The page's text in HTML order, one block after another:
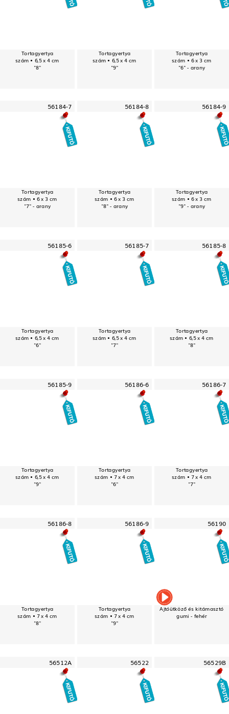
Tortagyertya
szám • 6,5 x 4 cm
"8"
Tortagyertya
szám • 6,5 x 4 cm
"9"
Tortagyertya
szám • 6 x 3 cm
"6" - arany
56184-7
Tortagyertya
szám • 6 x 3 cm
"7" - arany
56184-8
Tortagyertya
szám • 6 x 3 cm
"8" - arany
56184-9
Tortagyertya
szám • 6 x 3 cm
"9" - arany
56185-6
Tortagyertya
szám • 6,5 x 4 cm
"6"
56185-7
Tortagyertya
szám • 6,5 x 4 cm
"7"
56185-8
Tortagyertya
szám • 6,5 x 4 cm
"8"
56185-9
Tortagyertya
szám • 6,5 x 4 cm
"9"
56186-6
Tortagyertya
szám • 7 x 4 cm
"6"
56186-7
Tortagyertya
szám • 7 x 4 cm
"7"
56186-8
Tortagyertya
szám • 7 x 4 cm
"8"
56186-9
Tortagyertya
szám • 7 x 4 cm
"9"
56190
Ajtóütköző és kitámasztó
gumi - fehér
56512A 56522 56529B